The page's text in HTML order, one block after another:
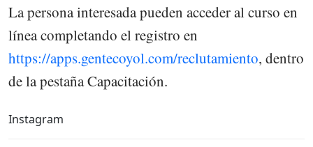
La persona interesada pueden acceder al curso en
línea completando el registro en
https://apps.gentecoyol.com/reclutamiento, dentro
de la pestaña Capacitación.
Instagram